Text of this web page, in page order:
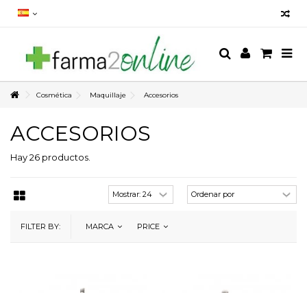
Cosmética Maquillaje Accesorios
ACCESORIOS
Hay 26 productos.
FILTER BY: MARCA PRICE